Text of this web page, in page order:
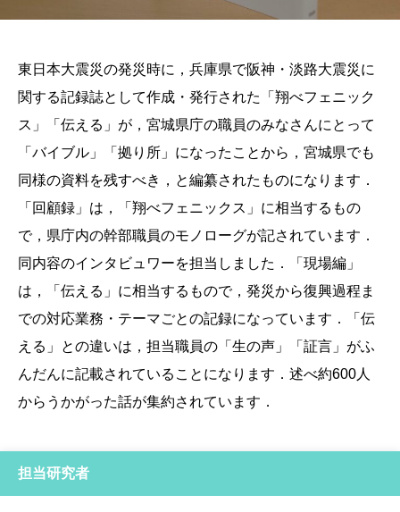
東日本大震災の発災時に，兵庫県で阪神・淡路大震災に
関する記録誌として作成・発行された「翔べフェニック
ス」「伝える」が，宮城県庁の職員のみなさんにとって
「バイブル」「拠り所」になったことから，宮城県でも
同様の資料を残すべき，と編纂されたものになります．
「回顧録」は，「翔べフェニックス」に相当するもの
で，県庁内の幹部職員のモノローグが記されています．
同内容のインタビュワーを担当しました．「現場編」
は，「伝える」に相当するもので，発災から復興過程ま
での対応業務・テーマごとの記録になっています．「伝
える」との違いは，担当職員の「生の声」「証言」がふ
んだんに記載されていることになります．述べ約600人
からうかがった話が集約されています．
担当研究者